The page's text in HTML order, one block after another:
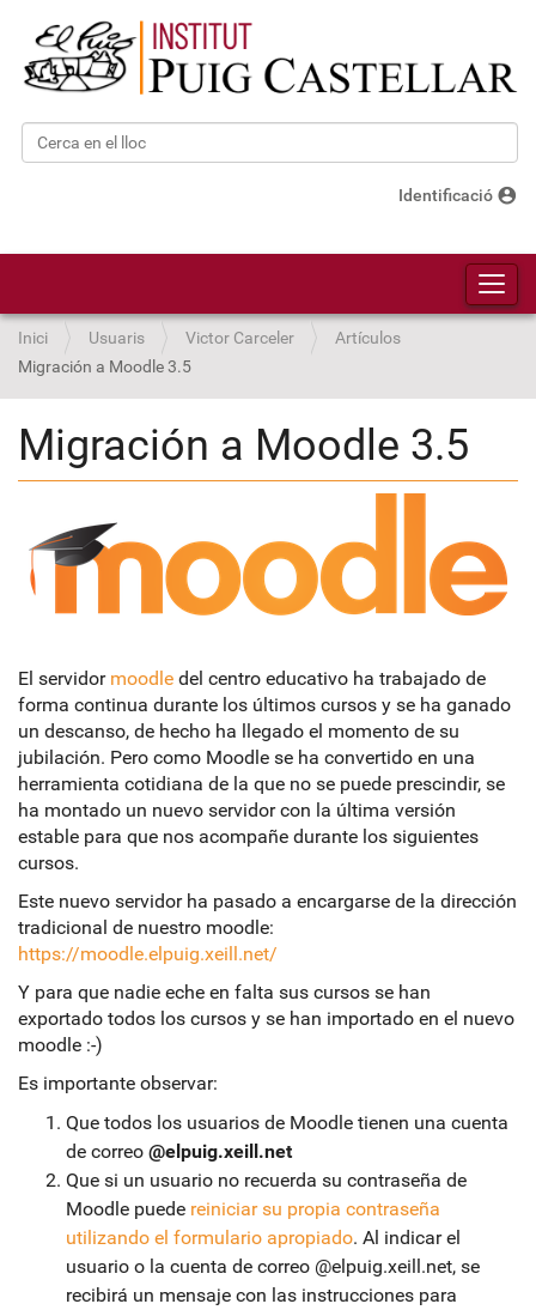
Cerca
Identificació account_circle
Inici Usuaris Victor Carceler
Artículos
Migración a Moodle 3.5
Migración a Moodle 3.5
El servidor moodle del centro educativo ha trabajado de
forma continua durante los últimos cursos y se ha ganado
un descanso, de hecho ha llegado el momento de su
jubilación. Pero como Moodle se ha convertido en una
herramienta cotidiana de la que no se puede prescindir, se
ha montado un nuevo servidor con la última versión
estable para que nos acompañe durante los siguientes
cursos.
Este nuevo servidor ha pasado a encargarse de la dirección
tradicional de nuestro moodle:
https://moodle.elpuig.xeill.net/
Y para que nadie eche en falta sus cursos se han
exportado todos los cursos y se han importado en el nuevo
moodle :-)
Es importante observar:
Que todos los usuarios de Moodle tienen una cuenta
de correo @elpuig.xeill.net
Que si un usuario no recuerda su contraseña de
Moodle puede reiniciar su propia contraseña
utilizando el formulario apropiado. Al indicar el
usuario o la cuenta de correo @elpuig.xeill.net, se
recibirá un mensaje con las instrucciones para